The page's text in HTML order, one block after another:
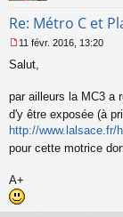
Re: Métro C et
e
s
g
e
n
l
u
11 févr. 2016, 13:20
Salut,
par ailleurs la MC3 a
d'y être exposée (à
http://www.lalsace.fr/
pour cette motrice
A+